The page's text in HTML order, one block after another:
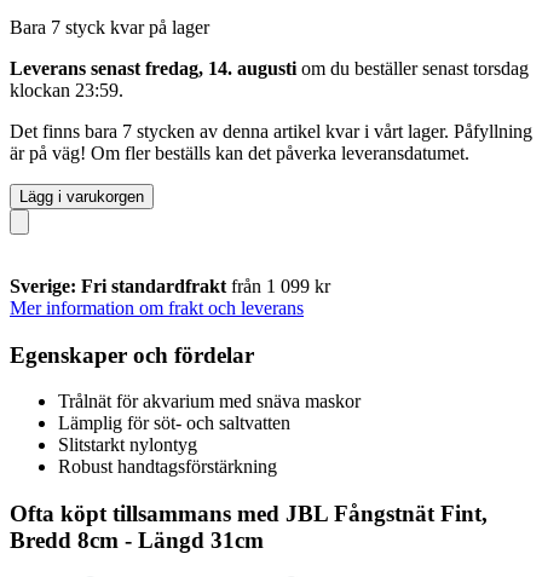
Bara 7 styck kvar på lager
Leverans senast fredag, 14. augusti om du beställer senast torsdag
klockan 23:59.
Det finns bara 7 stycken av denna artikel kvar i vårt lager. Påfyllning
är på väg! Om fler beställs kan det påverka leveransdatumet.
Lägg i varukorgen
Sverige: Fri standardfrakt från 1 099 kr
Mer information om frakt och leverans
Egenskaper och fördelar
Trålnät för akvarium med snäva maskor
Lämplig för söt- och saltvatten
Slitstarkt nylontyg
Robust handtagsförstärkning
Ofta köpt tillsammans med JBL Fångstnät Fint,
Bredd 8cm - Längd 31cm